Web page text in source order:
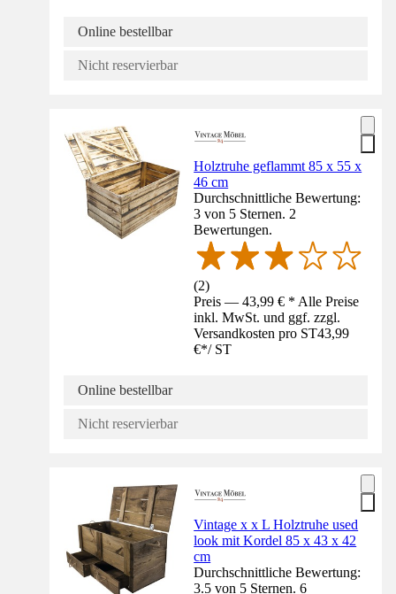
Online bestellbar
Nicht reservierbar
Holztruhe geflammt 85 x 55 x
46 cm
Durchschnittliche Bewertung:
3 von 5 Sternen. 2
Bewertungen.
(2)
Preis — 43,99 € * Alle Preise
inkl. MwSt. und ggf. zzgl.
Versandkosten pro ST43,99
€*/ ST
Online bestellbar
Nicht reservierbar
Vintage x x L Holztruhe used
look mit Kordel 85 x 43 x 42
cm
Durchschnittliche Bewertung:
3.5 von 5 Sternen. 6